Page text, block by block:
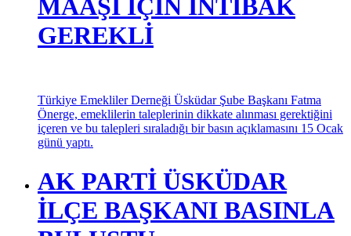
ADALETLİ EMEKLİ
GEREKLİ
Türkiye Emekliler Derneği Üsküdar Şube Başkanı Fatma
Önerge, emeklilerin taleplerinin dikkate alınması gerektiğini
içeren ve bu talepleri sıraladığı bir basın açıklamasını 15 Ocak
günü yaptı.